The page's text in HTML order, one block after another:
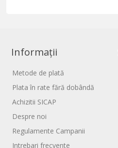
Informații
Metode de plată
Plata în rate fără dobândă
Achizitii SICAP
Despre noi
Regulamente Campanii
Intrebari frecvente